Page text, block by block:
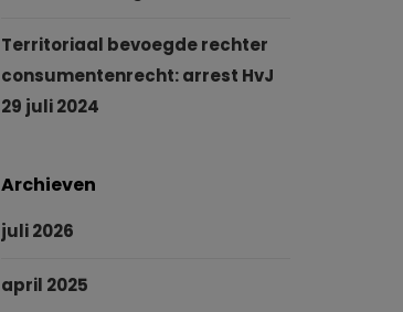
Territoriaal bevoegde rechter
consumentenrecht: arrest HvJ
29 juli 2024
Archieven
juli 2026
april 2025